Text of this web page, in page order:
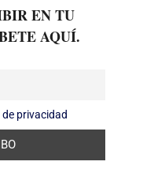
EN TU
AQUÍ.
privacidad